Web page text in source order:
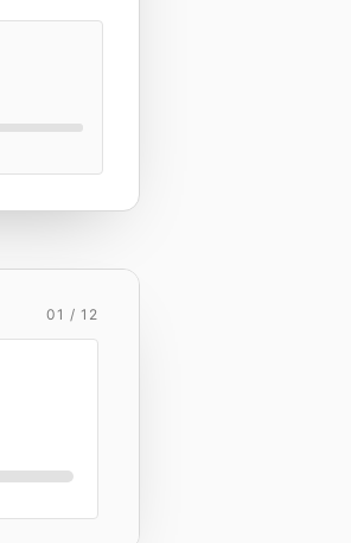
01 / 12